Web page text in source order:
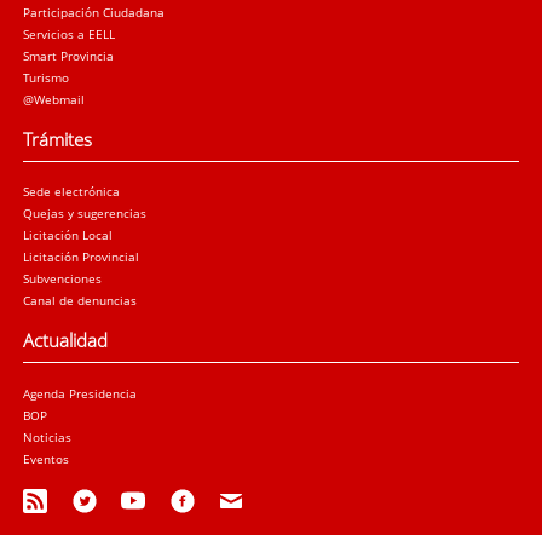
Participación Ciudadana
Servicios a EELL
Smart Provincia
Turismo
@Webmail
Trámites
Sede electrónica
Quejas y sugerencias
Licitación Local
Licitación Provincial
Subvenciones
Canal de denuncias
Actualidad
Agenda Presidencia
BOP
Noticias
Eventos